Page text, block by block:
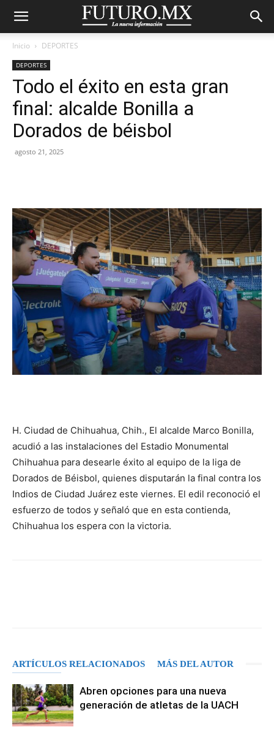
Inicio DEPORTES
DEPORTES
Todo el éxito en esta gran
final: alcalde Bonilla a
Dorados de béisbol
agosto 21, 2025
H. Ciudad de Chihuahua, Chih., El alcalde Marco Bonilla,
acudió a las instalaciones del Estadio Monumental
Chihuahua para desearle éxito al equipo de la liga de
Dorados de Béisbol, quienes disputarán la final contra los
Indios de Ciudad Juárez este viernes. El edil reconoció el
esfuerzo de todos y señaló que en esta contienda,
Chihuahua los espera con la victoria.
ARTÍCULOS RELACIONADOS MÁS DEL AUTOR
Abren opciones para una nueva
generación de atletas de la UACH